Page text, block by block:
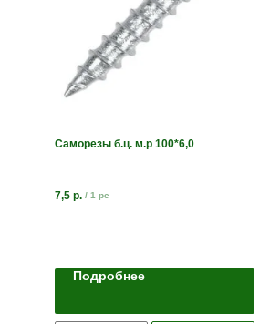
Саморезы б.ц. м.р 100*6,0
7,5 р. / 1 pc
Подробнее